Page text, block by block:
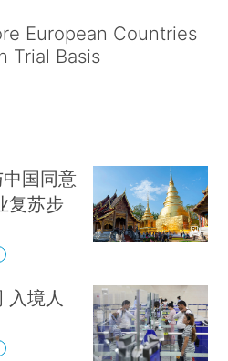
European Countries
Trial Basis
中国同意
复苏步
入境人